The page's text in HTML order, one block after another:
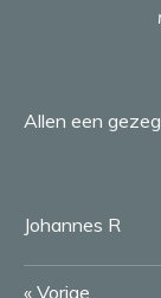
Allen een
Johannes R
« Vorige